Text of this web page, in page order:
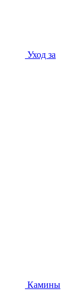
Уход за
Камины